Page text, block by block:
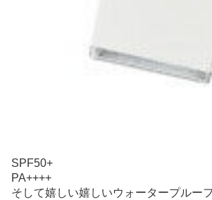
SPF50+
PA++++
そして嬉しい嬉しいウォータープルーフ